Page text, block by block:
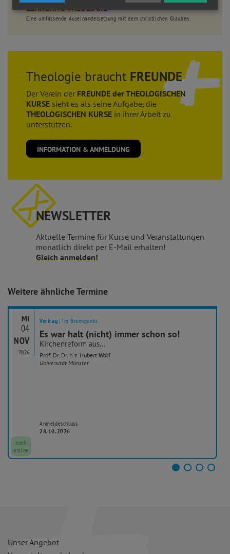
LEHRGANG THEOLOGIE
Eine umfassende Auseinandersetzung mit dem christlichen Glauben.
Theologie braucht FREUNDE
Der Verein der FREUNDE der THEOLOGISCHEN
KURSE sieht es als seine Aufgabe, die
THEOLOGISCHEN KURSE in ihrer Arbeit zu
unterstützen.
INFORMATION & ANMELDUNG
NEWSLETTER
Aktuelle Termine für Kurse und Veranstaltungen
monatlich direkt per E-Mail erhalten!
Gleich anmelden!
Weitere ähnliche Termine
MI
04
NOV
2026
Vortrag | Im Brennpunkt
Es war halt (nicht) immer schon so!
Kirchenreform aus...
Prof. Dr. Dr. h.c. Hubert Wolf
Universität Münster
auch
online
Anmeldeschluss
28.10.2026
Unser Angebot